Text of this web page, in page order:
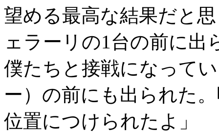
望める最高な結果だと
ェラーリの1台の前に出
僕たちと接戦になって
ー）の前にも出られた
位置につけられたよ」